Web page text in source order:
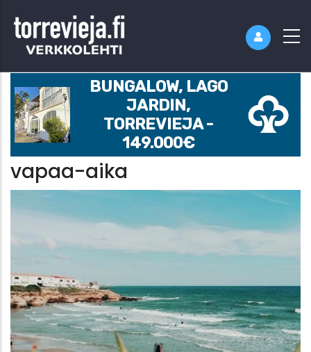
BUNGALOW, LAGO
JARDIN,
TORREVIEJA -
149.000€
vapaa-aika